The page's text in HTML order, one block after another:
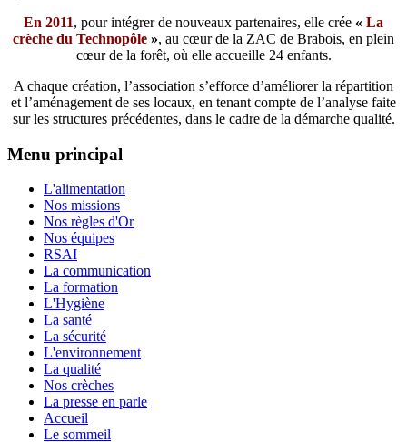
En 2011, pour intégrer de nouveaux partenaires, elle crée « La
crèche du Technopôle », au cœur de la ZAC de Brabois, en plein
cœur de la forêt, où elle accueille 24 enfants.
A chaque création, l’association s’efforce d’améliorer la répartition
et l’aménagement de ses locaux, en tenant compte de l’analyse faite
sur les structures précédentes, dans le cadre de la démarche qualité.
Menu principal
L'alimentation
Nos missions
Nos règles d'Or
Nos équipes
RSAI
La communication
La formation
L'Hygiène
La santé
La sécurité
L'environnement
La qualité
Nos crèches
La presse en parle
Accueil
Le sommeil